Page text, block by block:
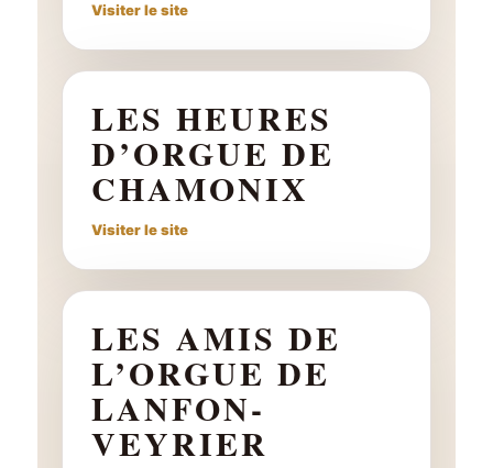
Visiter le site
LES HEURES
D’ORGUE DE
CHAMONIX
Visiter le site
LES AMIS DE
L’ORGUE DE
LANFON-
VEYRIER